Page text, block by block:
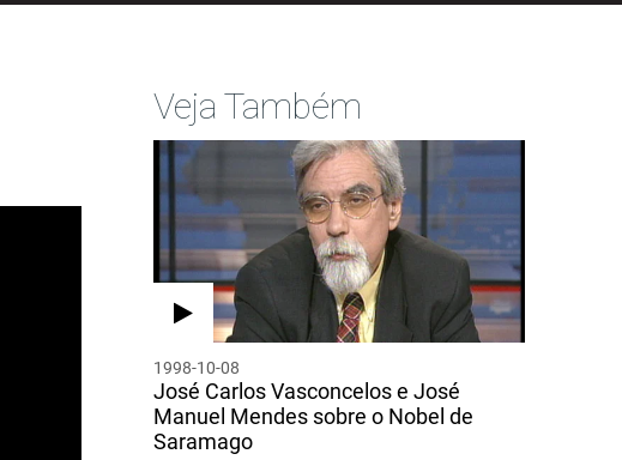
Veja Também
1998-10-08
José Carlos Vasconcelos e José
Manuel Mendes sobre o Nobel de
Saramago